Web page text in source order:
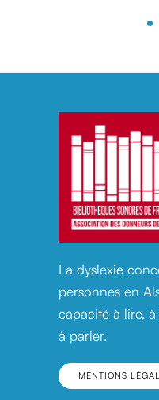
La dyslexie
personnes en
capacité à lire,
à parler.
MENTIONS